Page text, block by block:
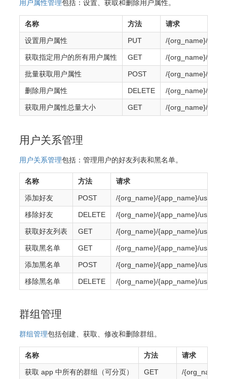
用户属性管理包括：设置、获取和删除用户属性。
名称 方法 请求
设置用户属性 PUT /{org_name}/
获取指定用户的所有用户属性 GET /{org_name}/
批量获取用户属性 POST /{org_name}/
删除用户属性 DELETE /{org_name}/
获取用户属性总量大小 GET /{org_name}/
用户关系管理
用户关系管理包括：管理用户的好友列表和黑名单。
名称 方法 请求
添加好友 POST /{org_name}/{app_name}/users/
移除好友 DELETE /{org_name}/{app_name}/users/
获取好友列表 GET /{org_name}/{app_name}/users/
获取黑名单 GET /{org_name}/{app_name}/users/
添加黑名单 POST /{org_name}/{app_name}/users/
移除黑名单 DELETE /{org_name}/{app_name}/users/
群组管理
群组管理包括创建、获取、修改和删除群组。
名称 方法 请求
获取 app 中所有的群组（可分页） GET /{org_name}/